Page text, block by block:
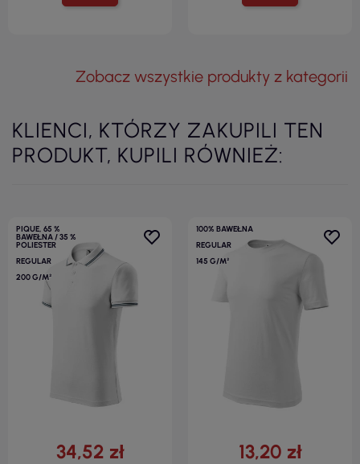
Zobacz wszystkie produkty z kategorii
KLIENCI, KTÓRZY ZAKUPILI TEN
PRODUKT, KUPILI RÓWNIEŻ:
PIQUE, 65 %
BAWEŁNA / 35 %
POLIESTER
REGULAR
200 G/M²
34,52 zł
100% BAWEŁNA
REGULAR
145 G/M²
13,20 zł